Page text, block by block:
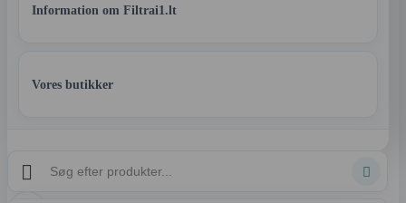
Information om Filtrai1.lt
Vores butikker
 